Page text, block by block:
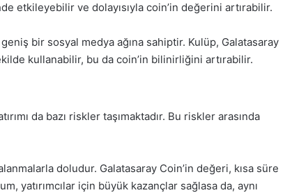
etkileyebilir ve dolayısıyla coin’in değerini artırabilir.
bir sosyal medya ağına sahiptir. Kulüp, Galatasaray
kullanabilir, bu da coin’in bilinirliğini artırabilir.
da bazı riskler taşımaktadır. Bu riskler arasında
doludur. Galatasaray Coin’in değeri, kısa süre
yatırımcılar için büyük kazançlar sağlasa da, aynı